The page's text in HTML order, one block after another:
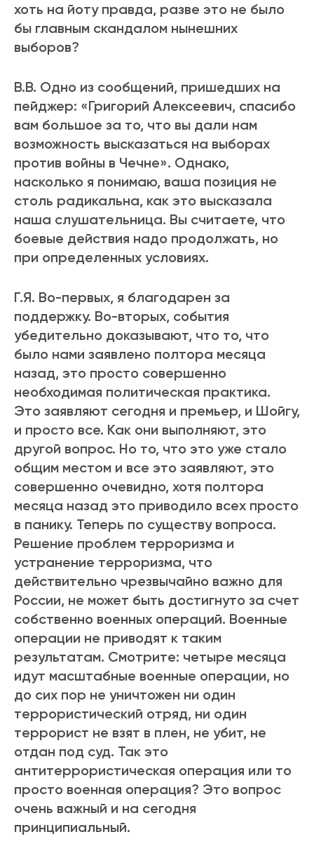
хоть на йоту правда, разве это не было
бы главным скандалом нынешних
выборов?
В.В. Одно из сообщений, пришедших на
пейджер: «Григорий Алексеевич, спасибо
вам большое за то, что вы дали нам
возможность высказаться на выборах
против войны в Чечне». Однако,
насколько я понимаю, ваша позиция не
столь радикальна, как это высказала
наша слушательница. Вы считаете, что
боевые действия надо продолжать, но
при определенных условиях.
Г.Я. Во-первых, я благодарен за
поддержку. Во-вторых, события
убедительно доказывают, что то, что
было нами заявлено полтора месяца
назад, это просто совершенно
необходимая политическая практика.
Это заявляют сегодня и премьер, и Шойгу,
и просто все. Как они выполняют, это
другой вопрос. Но то, что это уже стало
общим местом и все это заявляют, это
совершенно очевидно, хотя полтора
месяца назад это приводило всех просто
в панику. Теперь по существу вопроса.
Решение проблем терроризма и
устранение терроризма, что
действительно чрезвычайно важно для
России, не может быть достигнуто за счет
собственно военных операций. Военные
операции не приводят к таким
результатам. Смотрите: четыре месяца
идут масштабные военные операции, но
до сих пор не уничтожен ни один
террористический отряд, ни один
террорист не взят в плен, не убит, не
отдан под суд. Так это
антитеррористическая операция или то
просто военная операция? Это вопрос
очень важный и на сегодня
принципиальный.